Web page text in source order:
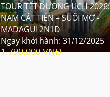
TOUR TẾT DƯƠNG LỊCH 2026:
NAM CÁT TIÊN – SUỐI MƠ -
MADAGUI 2N1Đ
Ngay khởi hành:31/12/2025
1.790.000 VNĐ